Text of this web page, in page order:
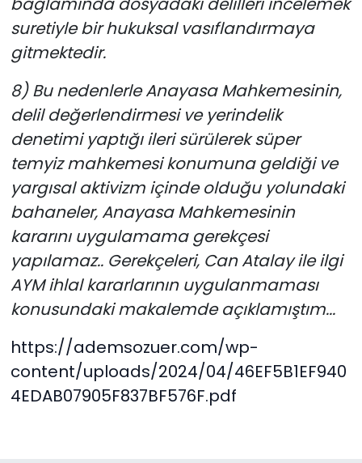
suretiyle bir hukuksal vasıflandırmaya
gitmektedir.
8) Bu nedenlerle Anayasa Mahkemesinin,
delil değerlendirmesi ve yerindelik
denetimi yaptığı ileri sürülerek süper
temyiz mahkemesi konumuna geldiği ve
yargısal aktivizm içinde olduğu yolundaki
bahaneler, Anayasa Mahkemesinin
kararını uygulamama gerekçesi
yapılamaz.. Gerekçeleri, Can Atalay ile ilgi
AYM ihlal kararlarının uygulanmaması
konusundaki makalemde açıklamıştım...
https://ademsozuer.com/wp-
content/uploads/2024/04/46EF5B1EF940
4EDAB07905F837BF576F.pdf